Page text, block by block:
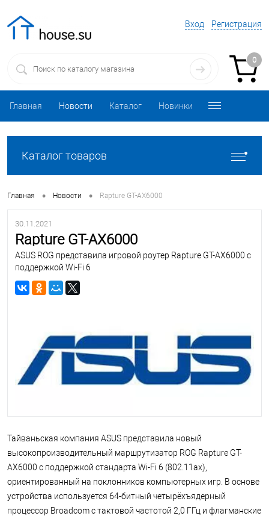
Вход Регистрация
0
Главная Новости Каталог Новинки
Каталог товаров
Главная • Новости • Rapture GT-AX6000
30.11.2021
Rapture GT-AX6000
ASUS ROG представила игровой роутер Rapture GT-AX6000 с
поддержкой Wi-Fi 6
Тайваньская компания ASUS представила новый
высокопроизводительный маршрутизатор ROG Rapture GT-
AX6000 с поддержкой стандарта Wi-Fi 6 (802.11ax),
ориентированный на поклонников компьютерных игр. В основе
устройства используется 64-битный четырёхъядерный
процессор Broadcom с тактовой частотой 2,0 ГГц и флагманские